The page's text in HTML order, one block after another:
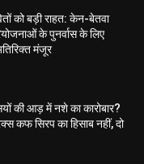
को बड़ी राहत: केन-बेतवा
के पुनर्वास के लिए
मंजूर
की आड़ में नशे का कारोबार?
कफ सिरप का हिसाब नहीं, दो